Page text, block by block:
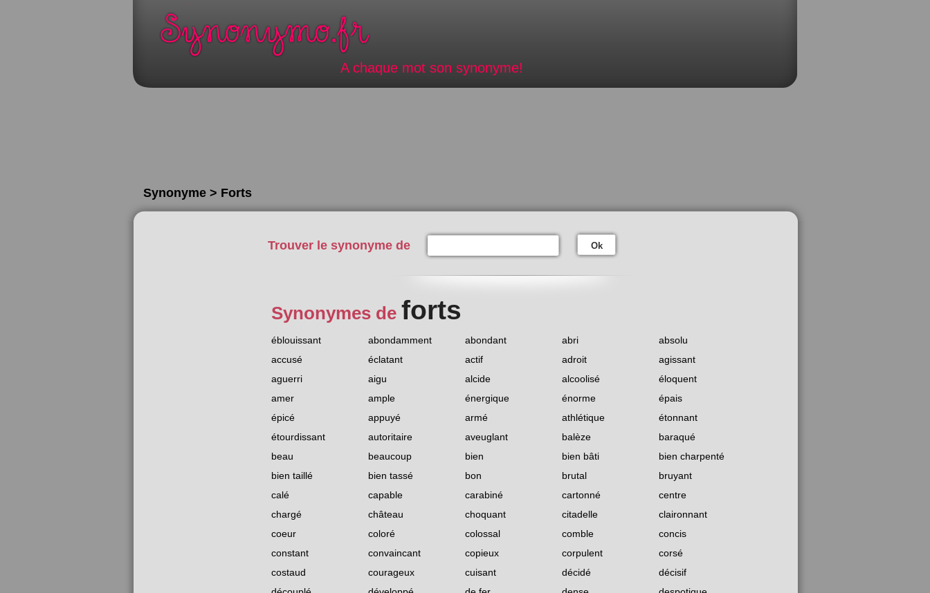
A chaque mot son synonyme!
Synonyme > Forts
Trouver le synonyme de Ok
Synonymes de forts
éblouissant abondamment abondant abri
absolu
accusé
éclatant actif adroit
agissant
aguerri
aigu alcide alcoolisé
éloquent
amer
ample énergique énorme
épais
épicé
appuyé armé athlétique
étonnant
étourdissant
autoritaire aveuglant balèze
baraqué
beau
beaucoup bien bien bâti
bien charpenté
bien taillé
bien tassé bon brutal
bruyant
calé
capable carabiné cartonné
centre
chargé
château choquant citadelle
claironnant
coeur
coloré colossal comble
concis
constant
convaincant copieux corpulent
corsé
costaud
courageux cuisant décidé
décisif